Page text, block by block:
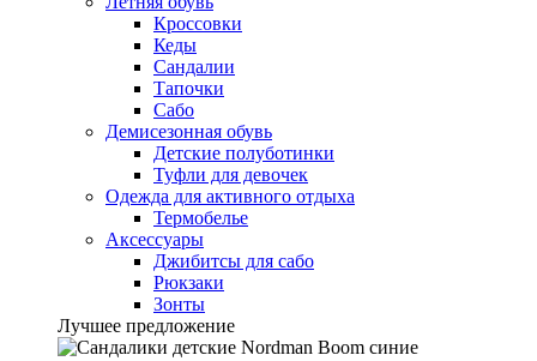
Кроссовки
Кеды
Сандалии
Тапочки
Сабо
Демисезонная обувь
Детские полуботинки
Туфли для девочек
Одежда для активного отдыха
Термобелье
Аксессуары
Джибитсы для сабо
Рюкзаки
Зонты
Лучшее предложение